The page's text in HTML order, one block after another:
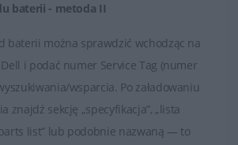
baterii - metoda II
baterii można sprawdzić wchodząc na
i podać numer Service Tag (numer
wsparcia. Po załadowaniu
znajdź sekcję „specyfikacja”, „lista
list” lub podobnie nazwaną — to